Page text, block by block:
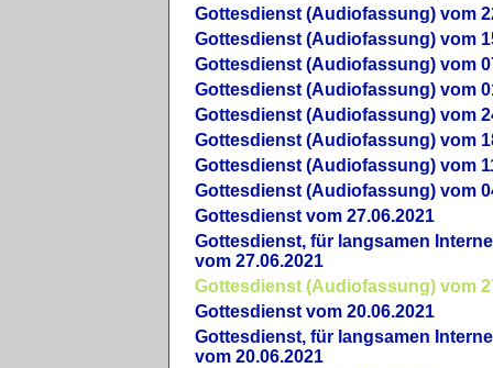
Gottesdienst (Audiofassung) vom
Gottesdienst (Audiofassung) vom
Gottesdienst (Audiofassung) vom
Gottesdienst (Audiofassung) vom
Gottesdienst (Audiofassung) vom
Gottesdienst (Audiofassung) vom
Gottesdienst (Audiofassung) vom
Gottesdienst (Audiofassung) vom
Gottesdienst vom 27.06.2021
Gottesdienst, für langsamen
vom 27.06.2021
Gottesdienst (Audiofassung) vom
Gottesdienst vom 20.06.2021
Gottesdienst, für langsamen
vom 20.06.2021